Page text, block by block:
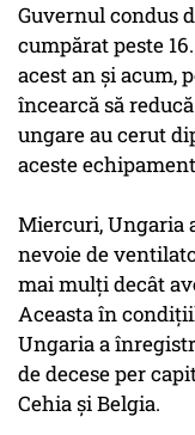
Guvernul condus
cumpărat peste
acest an şi acum,
încearcă să
ungare au cerut
aceste
Miercuri, Ungaria
nevoie de
mai mulţi decât
Aceasta în
Ungaria a
de decese per
Cehia şi Belgia.